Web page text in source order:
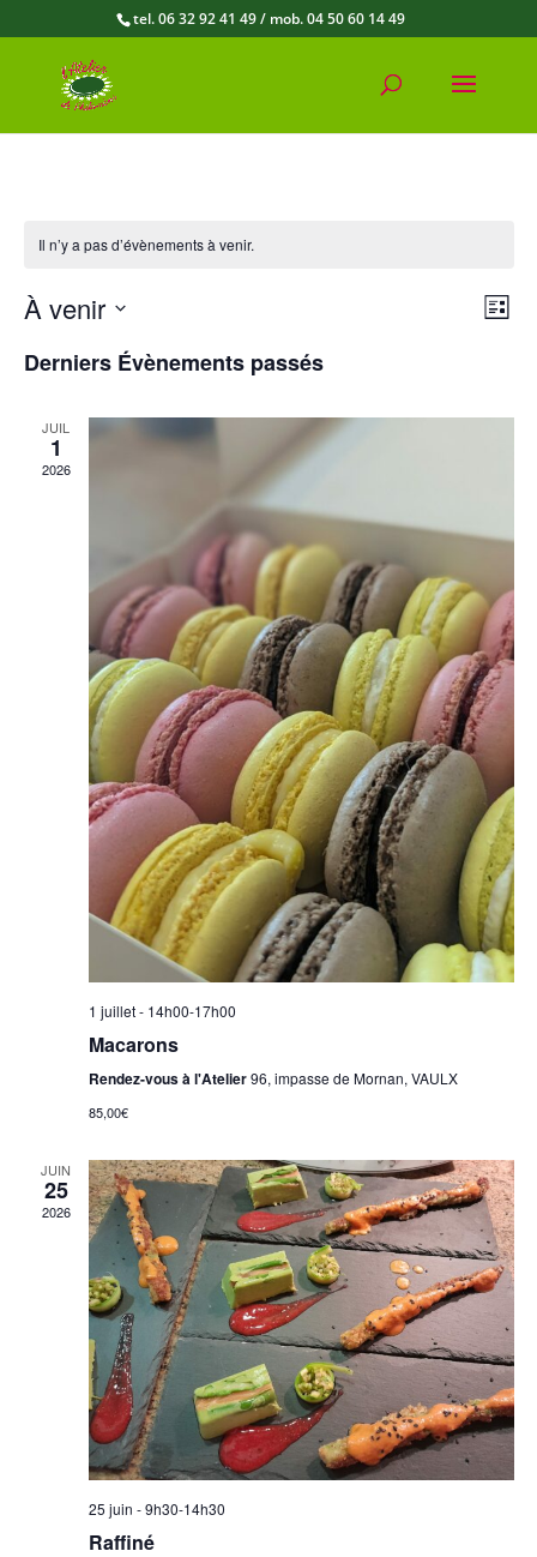
tel. 06 32 92 41 49 / mob. 04 50 60 14 49
Il n’y a pas d’évènements à venir.
Liste
À venir
une
Derniers Évènements passés
JUIL
1
2026
1 juillet - 14h00-17h00
Macarons
Rendez-vous à l'Atelier96, impasse de Mornan, VAULX
85,00€
JUIN
25
2026
25 juin - 9h30-14h30
Raffiné